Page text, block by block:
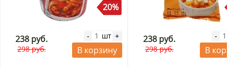
20%
238 руб.
298 руб.
- шт +
В корзину
238 руб.
298 руб.
-
В